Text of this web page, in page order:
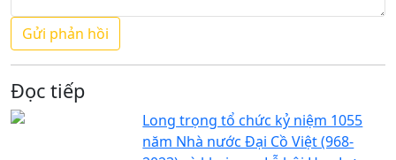
Đọc tiếp
Long trọng tổ chức kỷ niệm 1055
năm Nhà nước Đại Cồ Việt (968-